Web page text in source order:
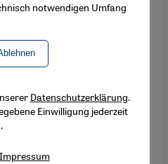
in der
verboten. In ihrem
dokumentiert die
die
im Iran.
notwendigen Umfang
Datenschutzerklärung.
Einwilligung jederzeit
Impressum